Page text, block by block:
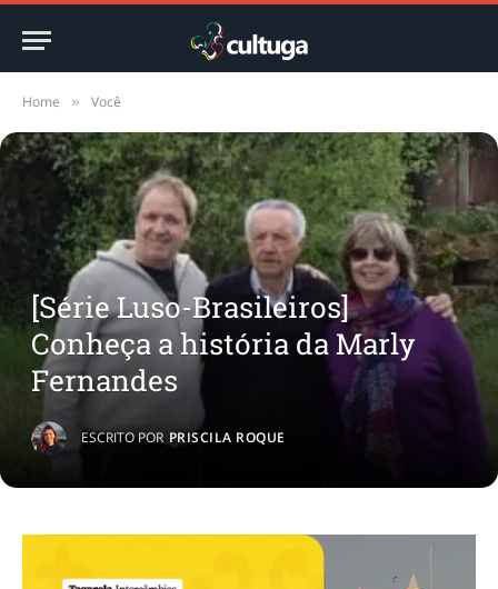
Home » Você
[Série Luso-Brasileiros]
Conheça a história da Marly
Fernandes
ESCRITO POR PRISCILA ROQUE